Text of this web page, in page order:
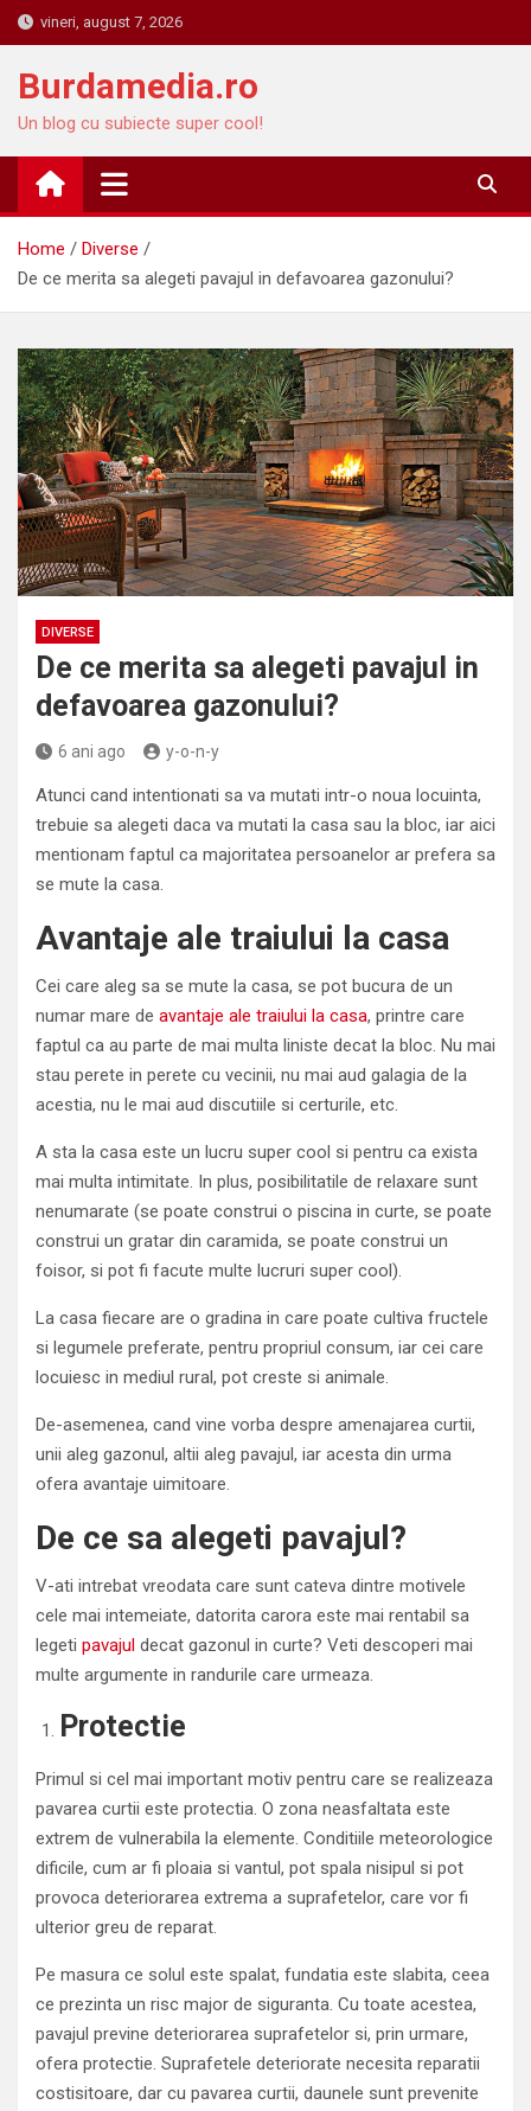
Skip
to
content
vineri, august 7, 2026
Burdamedia.ro
Un blog cu subiecte super cool!
Home
Diverse
De ce merita sa alegeti pavajul in defavoarea gazonului?
DIVERSE
De ce merita sa alegeti pavajul in
defavoarea gazonului?
6 ani ago y-o-n-y
Atunci cand intentionati sa va mutati intr-o noua locuinta,
trebuie sa alegeti daca va mutati la casa sau la bloc, iar aici
mentionam faptul ca majoritatea persoanelor ar prefera sa
se mute la casa.
Avantaje ale traiului la casa
Cei care aleg sa se mute la casa, se pot bucura de un
numar mare de avantaje ale traiului la casa, printre care
faptul ca au parte de mai multa liniste decat la bloc. Nu mai
stau perete in perete cu vecinii, nu mai aud galagia de la
acestia, nu le mai aud discutiile si certurile, etc.
A sta la casa este un lucru super cool si pentru ca exista
mai multa intimitate. In plus, posibilitatile de relaxare sunt
nenumarate (se poate construi o piscina in curte, se poate
construi un gratar din caramida, se poate construi un
foisor, si pot fi facute multe lucruri super cool).
La casa fiecare are o gradina in care poate cultiva fructele
si legumele preferate, pentru propriul consum, iar cei care
locuiesc in mediul rural, pot creste si animale.
De-asemenea, cand vine vorba despre amenajarea curtii,
unii aleg gazonul, altii aleg pavajul, iar acesta din urma
ofera avantaje uimitoare.
De ce sa alegeti pavajul?
V-ati intrebat vreodata care sunt cateva dintre motivele
cele mai intemeiate, datorita carora este mai rentabil sa
legeti pavajul decat gazonul in curte? Veti descoperi mai
multe argumente in randurile care urmeaza.
Protectie
Primul si cel mai important motiv pentru care se realizeaza
pavarea curtii este protectia. O zona neasfaltata este
extrem de vulnerabila la elemente. Conditiile meteorologice
dificile, cum ar fi ploaia si vantul, pot spala nisipul si pot
provoca deteriorarea extrema a suprafetelor, care vor fi
ulterior greu de reparat.
Pe masura ce solul este spalat, fundatia este slabita, ceea
ce prezinta un risc major de siguranta. Cu toate acestea,
pavajul previne deteriorarea suprafetelor si, prin urmare,
ofera protectie. Suprafetele deteriorate necesita reparatii
costisitoare, dar cu pavarea curtii, daunele sunt prevenite